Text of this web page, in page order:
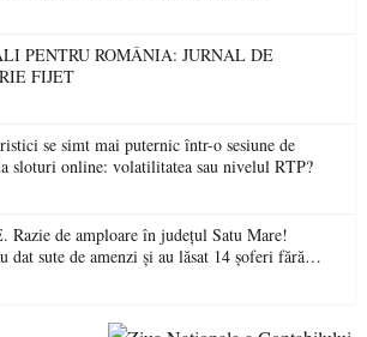
PENTRU ROMÂNIA: JURNAL DE
FIJET
se simt mai puternic într-o sesiune de
sloturi online: volatilitatea sau nivelul RTP?
Razie de amploare în județul Satu Mare!
dat sute de amenzi și au lăsat 14 șoferi fără
singură zi